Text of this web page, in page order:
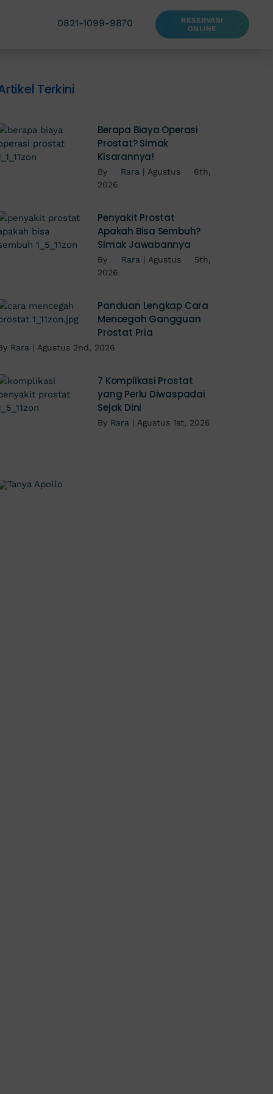
0821-1099-9870
RESERVASI
ONLINE
Terkini
Berapa Biaya Operasi
Prostat? Simak
Kisarannya!
By Rara | Agustus 6th,
2026
Penyakit Prostat
Apakah Bisa Sembuh?
Simak Jawabannya
By Rara | Agustus 5th,
2026
Panduan Lengkap Cara
Mencegah Gangguan
Prostat Pria
Rara | Agustus 2nd, 2026
7 Komplikasi Prostat
yang Perlu Diwaspadai
Sejak Dini
By Rara | Agustus 1st, 2026